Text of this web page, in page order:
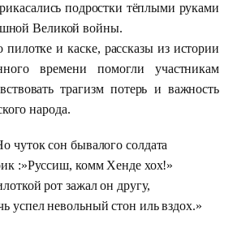
подростки тёплыми руками
Великой войны.
и каске, рассказы из истории
времени помогли участникам
трагизм потерь и важность
народа.
чуток сон бывалого солдата
:»Руссиш, комм Хенде хох!»
рот зажал он другу,
успел невольный стон иль вздох.»